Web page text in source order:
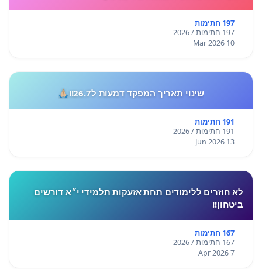
197 חתימות
197 חתימות / 2026
10 Mar 2026
שינוי תאריך המפקד דמעות ל26.7!!🙏🏼
191 חתימות
191 חתימות / 2026
13 Jun 2026
לא חוזרים ללימודים תחת אזעקות תלמידי י״א דורשים
ביטחון!!
167 חתימות
167 חתימות / 2026
7 Apr 2026